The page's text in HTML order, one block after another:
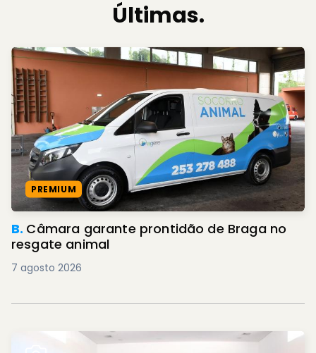
Últimas.
PREMIUM
B. Câmara garante prontidão de Braga no
resgate animal
7 agosto 2026